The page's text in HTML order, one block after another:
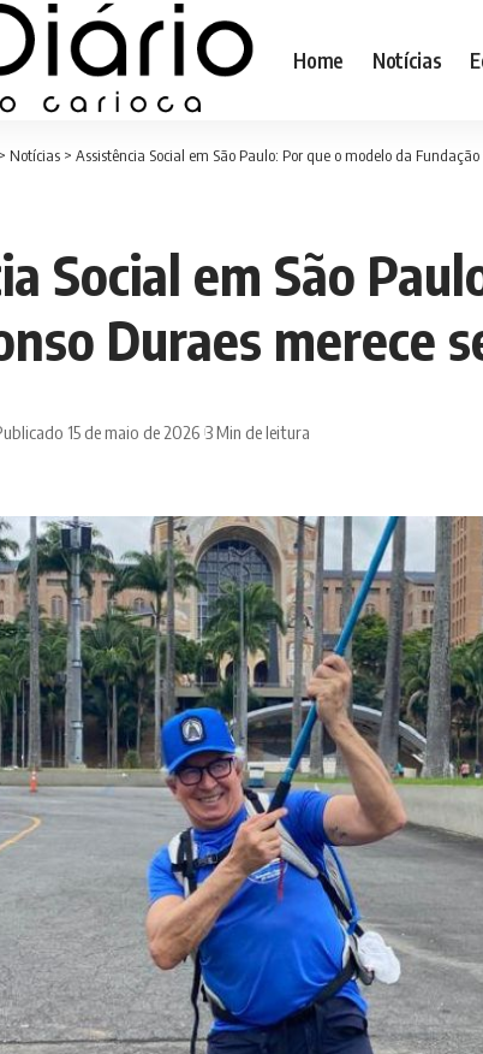
Home Notícias
> Notícias > Assistência Social em São Paulo: Por que o modelo da
Social em São
Duraes merece
15 de maio de 2026 3 Min de leitura